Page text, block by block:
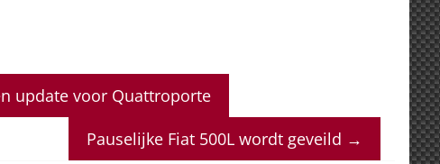
update voor Quattroporte
Pauselijke Fiat 500L wordt geveild →